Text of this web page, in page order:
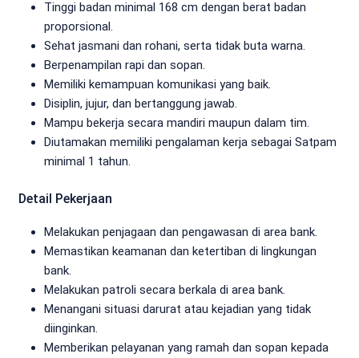
Tinggi badan minimal 168 cm dengan berat badan
proporsional.
Sehat jasmani dan rohani, serta tidak buta warna.
Berpenampilan rapi dan sopan.
Memiliki kemampuan komunikasi yang baik.
Disiplin, jujur, dan bertanggung jawab.
Mampu bekerja secara mandiri maupun dalam tim.
Diutamakan memiliki pengalaman kerja sebagai Satpam
minimal 1 tahun.
Detail Pekerjaan
Melakukan penjagaan dan pengawasan di area bank.
Memastikan keamanan dan ketertiban di lingkungan
bank.
Melakukan patroli secara berkala di area bank.
Menangani situasi darurat atau kejadian yang tidak
diinginkan.
Memberikan pelayanan yang ramah dan sopan kepada